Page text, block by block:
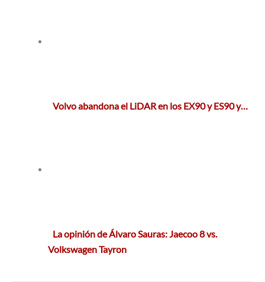
Volvo abandona el LiDAR en los EX90 y ES90 y…
La opinión de Álvaro Sauras: Jaecoo 8 vs.
Volkswagen Tayron